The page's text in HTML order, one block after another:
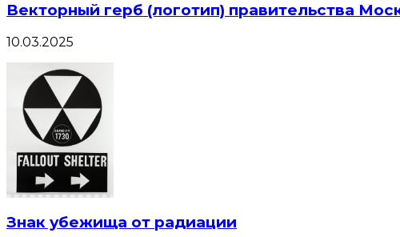
Векторный герб (логотип) правительства
10.03.2025
Знак убежища от радиации